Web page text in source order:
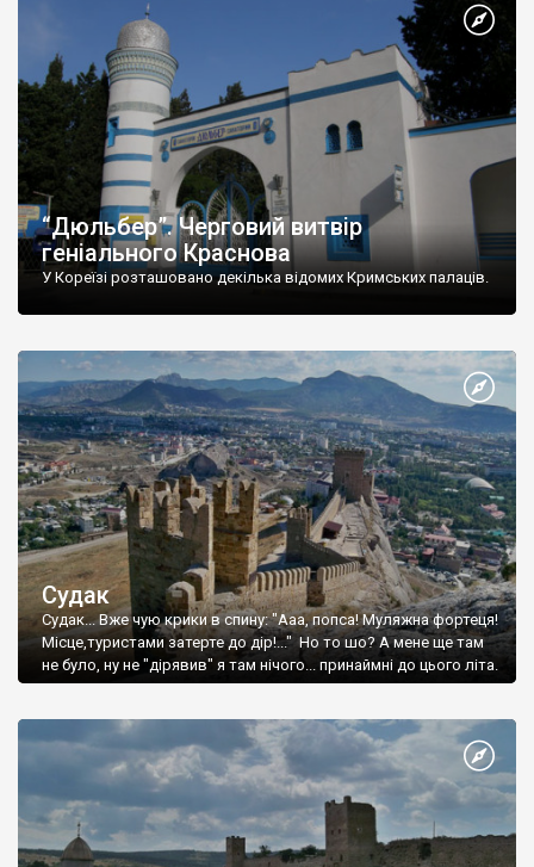
“Дюльбер”. Черговий витвір
геніального Краснова
У Кореїзі розташовано декілька відомих Кримських палаців.
Судак
Судак... Вже чую крики в спину: "Ааа, попса! Муляжна фортеця!
Місце,туристами затерте до дір!..." Но то шо? А мене ще там
не було, ну не "дірявив" я там нічого... принаймні до цього літа.